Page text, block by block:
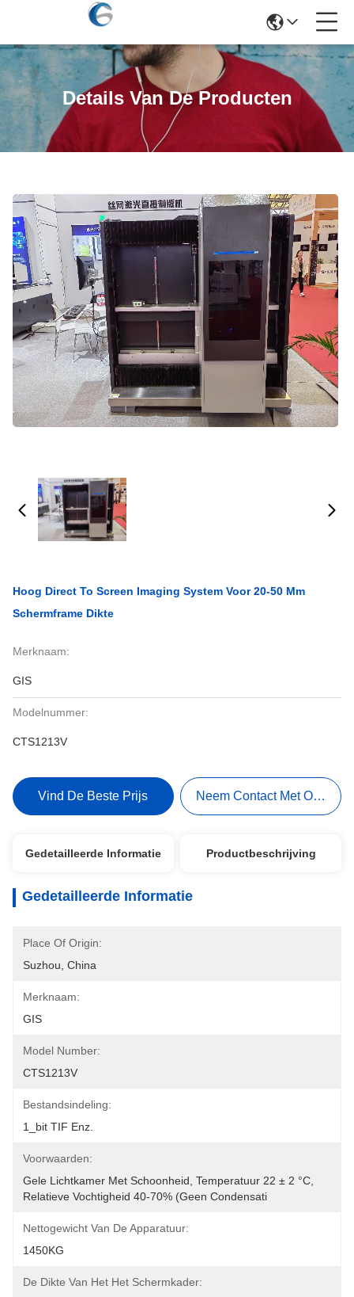
Details Van De Producten
Hoog Direct To Screen Imaging System Voor 20-50 Mm
Schermframe Dikte
Merknaam:
GIS
Modelnummer:
CTS1213V
Vind De Beste Prijs Neem Contact Met Ons Op
Gedetailleerde Informatie Productbeschrijving
Gedetailleerde Informatie
Place Of Origin:
Suzhou, China
Merknaam:
GIS
Model Number:
CTS1213V
Bestandsindeling:
1_bit TIF Enz.
Voorwaarden:
Gele Lichtkamer Met Schoonheid, Temperatuur 22 ± 2 °C,
Relatieve Vochtigheid 40-70% (geen Condensati
Nettogewicht Van De Apparatuur:
1450KG
De Dikte Van Het Het Schermkader: